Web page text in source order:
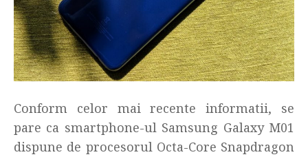
Conform celor mai recente informatii, se
pare ca smartphone-ul Samsung Galaxy M01
dispune de procesorul Octa-Core Snapdragon